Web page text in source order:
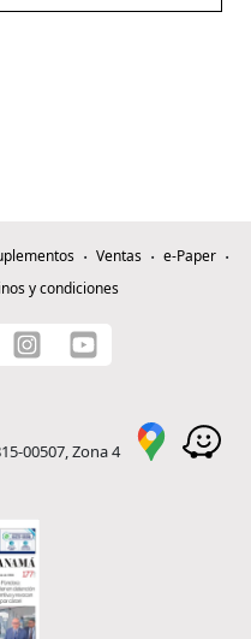
Ventas
e-Paper
y condiciones
00507, Zona 4